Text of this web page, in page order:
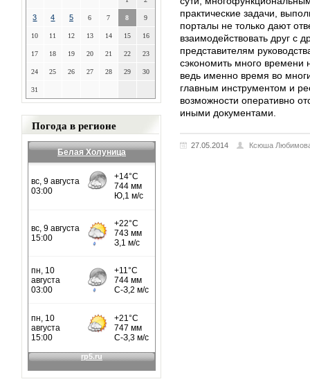
3 4 5 6 7 8 9
10 11 12 13 14 15 16
17 18 19 20 21 22 23
24 25 26 27 28 29 30
31
Погода в регионе
Белая Холуница
практические задачи,
порталы не только дают
взаимодействовать друг с
представителям
сэкономить много
ведь именно время во
главным инструментом и
возможности оперативно
иными документами.
27.05.2014 Ксюша